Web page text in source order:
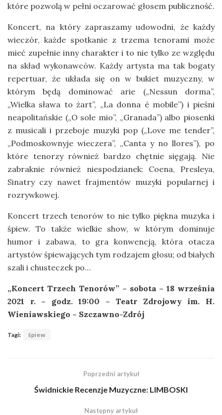
które pozwolą w pełni oczarować głosem publiczność.
Koncert, na który zapraszamy udowodni, że każdy
wieczór, każde spotkanie z trzema tenorami może
mieć zupełnie inny charakter i to nie tylko ze względu
na skład wykonawców. Każdy artysta ma tak bogaty
repertuar, że układa się on w bukiet muzyczny, w
którym będą dominować arie („Nessun dorma”,
„Wielka sława to żart”, „La donna é mobile”) i pieśni
neapolitańskie („O sole mio”, „Granada”) albo piosenki
z musicali i przeboje muzyki pop („Love me tender”,
„Podmoskownyje wieczera”, „Canta y no llores”), po
które tenorzy również bardzo chętnie sięgają. Nie
zabraknie również niespodzianek: Coena, Presleya,
Sinatry czy nawet frajmentów muzyki popularnej i
rozrywkowej.
Koncert trzech tenorów to nie tylko piękna muzyka i
śpiew. To także wielkie show, w którym dominuje
humor i zabawa, to gra konwencją, która otacza
artystów śpiewających tym rodzajem głosu; od białych
szali i chusteczek po…
„Koncert Trzech Tenorów” – sobota – 18 września
2021 r. – godz. 19:00 – Teatr Zdrojowy im. H.
Wieniawskiego – Szczawno-Zdrój
Tagi: śpiew
Poprzedni artykuł
Świdnickie Recenzje Muzyczne: LIMBOSKI
Następny artykuł